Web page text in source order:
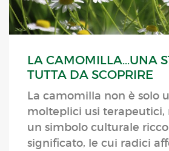
LA CAMOMILLA…UNA
TUTTA DA SCOPRIRE
La camomilla non è solo
molteplici usi terapeutici,
un simbolo culturale
significato, le cui radici